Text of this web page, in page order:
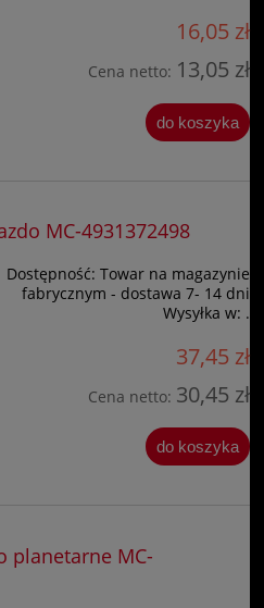
16,05 zł
Cena netto: 13,05 zł
do koszyka
MC-4931372498
Dostępność: Towar na magazynie
fabrycznym - dostawa 7- 14 dni
Wysyłka w: .
37,45 zł
Cena netto: 30,45 zł
do koszyka
planetarne MC-